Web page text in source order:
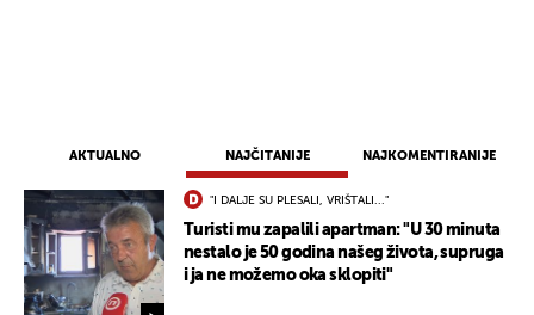
AKTUALNO NAJČITANIJE NAJKOMENTIRANIJE
"I DALJE SU PLESALI, VRIŠTALI..."
Turisti mu zapalili apartman: "U 30 minuta
nestalo je 50 godina našeg života, supruga
i ja ne možemo oka sklopiti"
UKLJUČITE NOTIFIKACIJE